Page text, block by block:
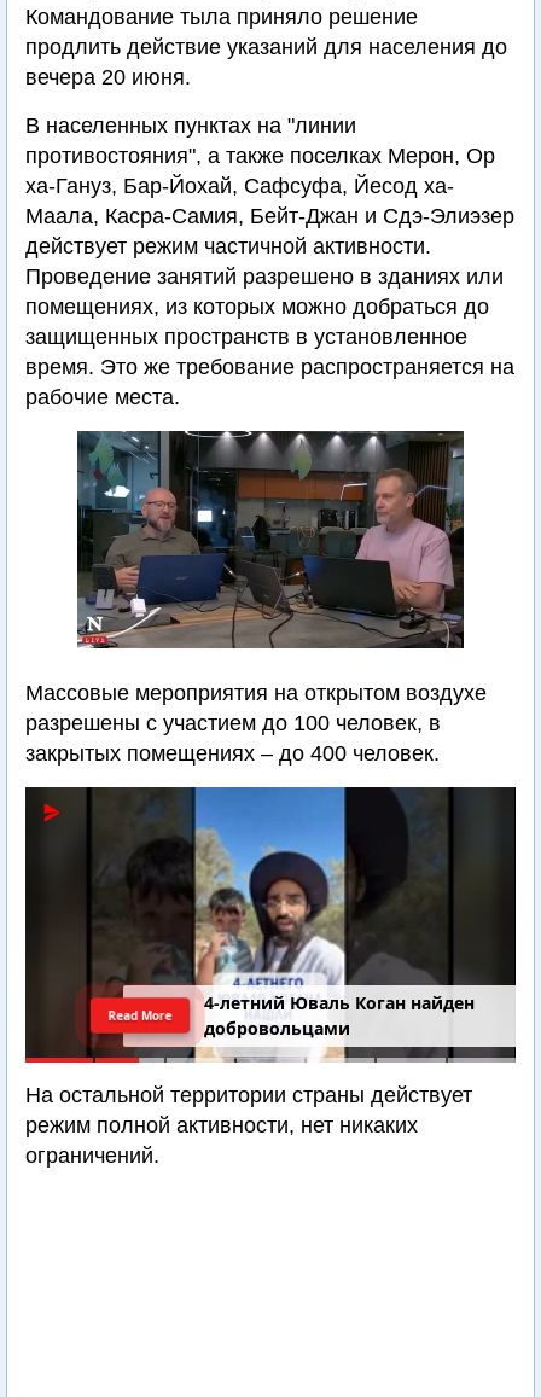
Командование тыла приняло решение
продлить действие указаний для населения до
вечера 20 июня.
В населенных пунктах на "линии
противостояния", а также поселках Мерон, Ор
ха-Гануз, Бар-Йохай, Сафсуфа, Йесод ха-
Маала, Касра-Самия, Бейт-Джан и Сдэ-Элиэзер
действует режим частичной активности.
Проведение занятий разрешено в зданиях или
помещениях, из которых можно добраться до
защищенных пространств в установленное
время. Это же требование распространяется на
рабочие места.
Массовые мероприятия на открытом воздухе
разрешены с участием до 100 человек, в
закрытых помещениях – до 400 человек.
4-летний Юваль Коган найден
добровольцами
Read More
На остальной территории страны действует
режим полной активности, нет никаких
ограничений.